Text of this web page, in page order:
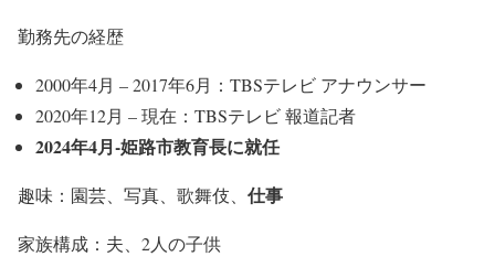
勤務先の経歴
2000年4月 – 2017年6月：TBSテレビ アナウンサー
2020年12月 – 現在：TBSテレビ 報道記者
2024年4月-姫路市教育長に就任
趣味：園芸、写真、歌舞伎、 仕事
家族構成：夫、2人の子供